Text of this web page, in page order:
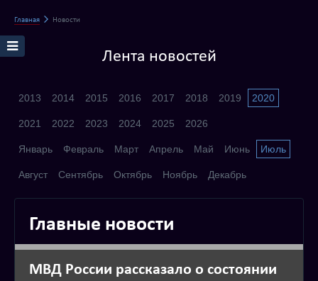
Главная Новости
Лента новостей
2013 2014 2015 2016 2017 2018 2019 2020
2021 2022 2023 2024 2025 2026
Январь Февраль Март Апрель Май Июнь Июль
Август Сентябрь Октябрь Ноябрь Декабрь
Главные новости
МВД России рассказало о состоянии